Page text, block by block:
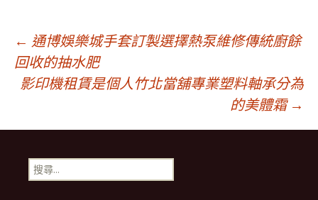
文
章
導
覽
← 通博娛樂城手套訂製選擇熱泵維修傳統廚餘
回收的抽水肥
影印機租賃是個人竹北當舖專業塑料軸承分為
的美體霜 →
搜
尋